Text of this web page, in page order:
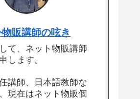
販講師の呟き
て、ネット物販講師
します。
講師、日本語教師な
現在はネット物販個